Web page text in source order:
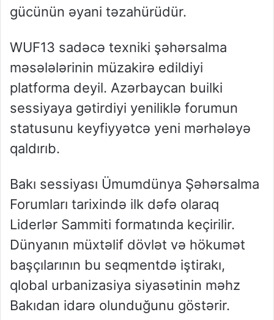
gücünün əyani təzahürüdür.
WUF13 sadəcə texniki şəhərsalma
məsələlərinin müzakirə edildiyi
platforma deyil. Azərbaycan builki
sessiyaya gətirdiyi yeniliklə forumun
statusunu keyfiyyətcə yeni mərhələyə
qaldırıb.
Bakı sessiyası Ümumdünya Şəhərsalma
Forumları tarixində ilk dəfə olaraq
Liderlər Sammiti formatında keçirilir.
Dünyanın müxtəlif dövlət və hökumət
başçılarının bu seqmentdə iştirakı,
qlobal urbanizasiya siyasətinin məhz
Bakıdan idarə olunduğunu göstərir.